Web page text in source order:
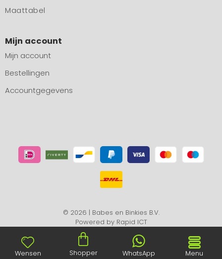
Maattabel
Mijn account
Mijn account
Bestellingen
Accountgegevens
© 2026 | Babes en Binkies B.V.
Powered by Rapid ICT
Wensen Shopper WhatsApp Menu